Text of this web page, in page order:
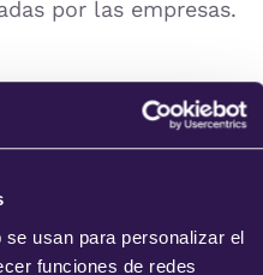
usan para personalizar el
funciones de redes
por las empresas.
Compliance and Identity